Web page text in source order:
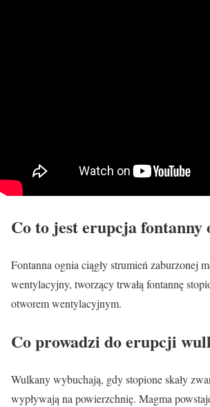
Co to jest erupcja fontanny
Fontanna ognia ciągły strumień zaburzonej
wentylacyjny, tworzący trwałą fontannę
otworem wentylacyjnym.
Co prowadzi do erupcji
Wulkany wybuchają, gdy stopione skały
wypływają na powierzchnię. Magma